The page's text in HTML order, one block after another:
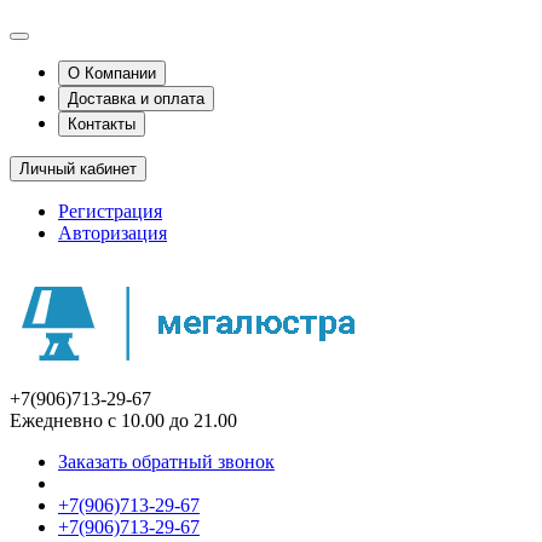
О Компании
Доставка и оплата
Контакты
Личный кабинет
Регистрация
Авторизация
+7(906)713-29-67
Ежедневно с 10.00 до 21.00
Заказать обратный звонок
+7(906)713-29-67
+7(906)713-29-67